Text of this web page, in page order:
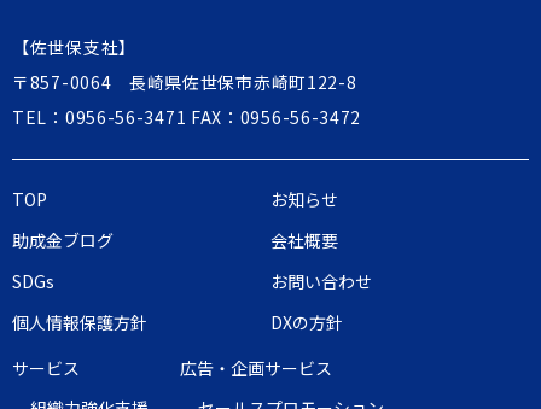
【佐世保支社】
〒857-0064 長崎県佐世保市赤崎町122-8
TEL： 0956-56-3471 FAX：0956-56-3472
TOP
お知らせ
助成金ブログ
会社概要
SDGs
お問い合わせ
個人情報保護方針
DXの方針
サービス
広告・企画サービス